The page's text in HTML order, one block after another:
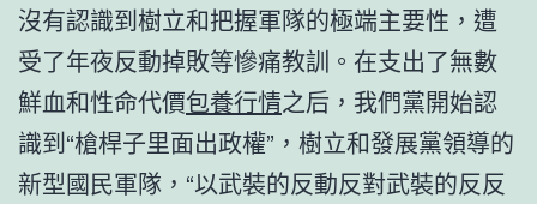
沒有認識到樹立和把握軍隊的極端主要性，遭
受了年夜反動掉敗等慘痛教訓。在支出了無數
鮮血和性命代價包養行情之后，我們黨開始認
識到“槍桿子里面出政權”，樹立和發展黨領導的
新型國民軍隊，“以武裝的反動反對武裝的反反